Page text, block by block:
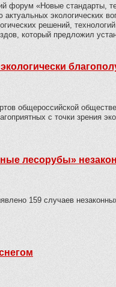
форум «Новые стандарты,
экологических
решений,
который предложил
общероссийской
с точки зрения
лесорубы»
159 случаев